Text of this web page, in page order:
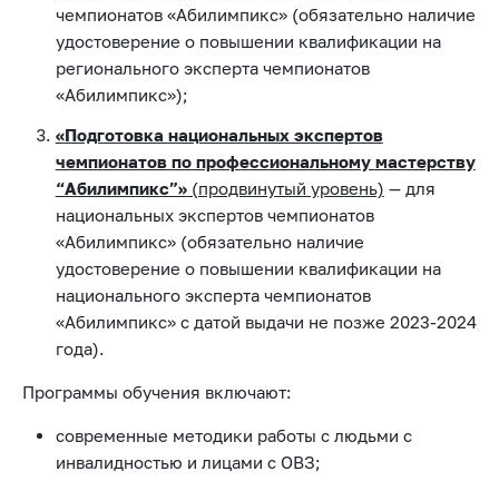
чемпионатов «Абилимпикс» (обязательно наличие
удостоверение о повышении квалификации на
регионального эксперта чемпионатов
«Абилимпикс»);
«Подготовка национальных экспертов
чемпионатов по профессиональному мастерству
“Абилимпикс”»(продвинутый уровень) — для
национальных экспертов чемпионатов
«Абилимпикс» (обязательно наличие
удостоверение о повышении квалификации на
национального эксперта чемпионатов
«Абилимпикс» с датой выдачи не позже 2023-2024
года).
Программы обучения включают:
современные методики работы с людьми с
инвалидностью и лицами с ОВЗ;